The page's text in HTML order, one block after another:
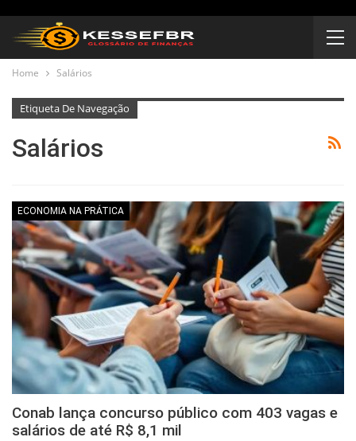
Home Salários
Etiqueta De Navegação
Salários
ECONOMIA NA PRÁTICA
Conab lança concurso público com 403 vagas e
salários de até R$ 8,1 mil